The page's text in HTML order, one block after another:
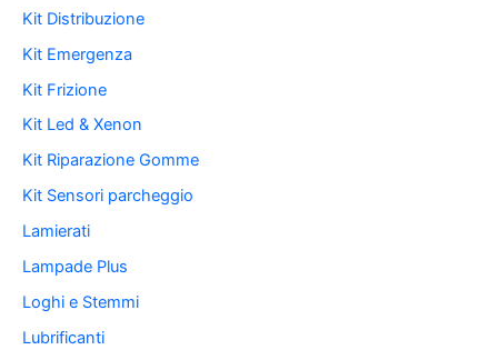
Kit Distribuzione
Kit Emergenza
Kit Frizione
Kit Led & Xenon
Kit Riparazione Gomme
Kit Sensori parcheggio
Lamierati
Lampade Plus
Loghi e Stemmi
Lubrificanti